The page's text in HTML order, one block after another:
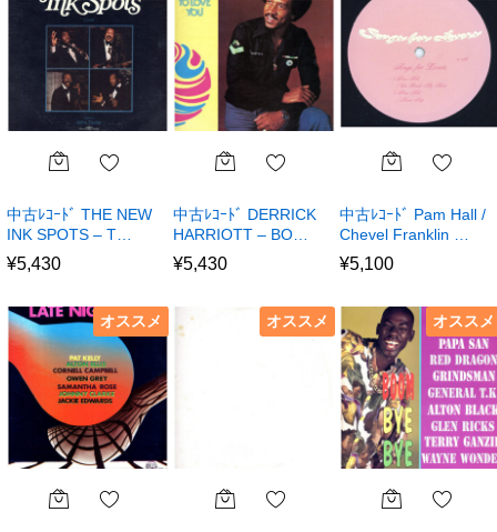
中古ﾚｺｰﾄﾞ THE NEW
INK SPOTS – T…
¥5,430
中古ﾚｺｰﾄﾞ DERRICK
HARRIOTT – BO…
¥5,430
中古ﾚｺｰﾄﾞ Pam Hall /
Chevel Franklin …
¥5,100
オススメ オススメ オススメ